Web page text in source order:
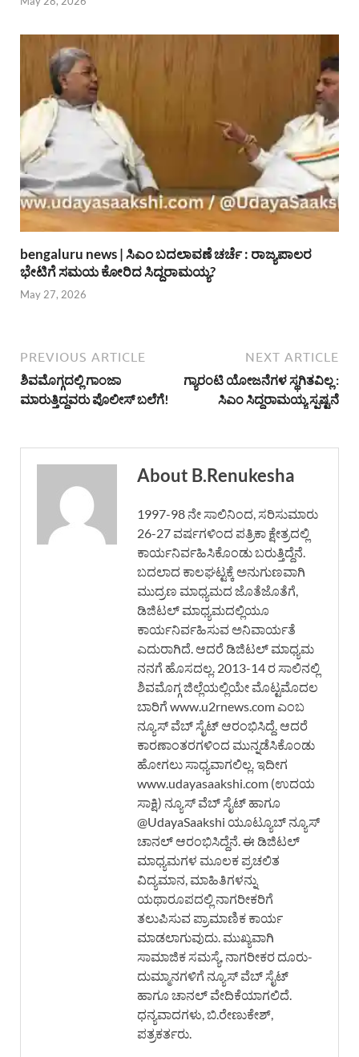
bengaluru news | ಸಿಎಂ ಬದಲಾವಣೆ ಚರ್ಚೆ : ರಾಜ್ಯಪಾಲರ
ಭೇಟಿಗೆ ಸಮಯ ಕೋರಿದ ಸಿದ್ದರಾಮಯ್ಯ?
May 27, 2026
PREVIOUS ARTICLE
ಶಿವಮೊಗ್ಗದಲ್ಲಿ ಗಾಂಜಾ
ಮಾರುತ್ತಿದ್ದವರು ಪೊಲೀಸ್ ಬಲೆಗೆ!
NEXT ARTICLE
ಗ್ಯಾರಂಟಿ ಯೋಜನೆಗಳ ಸ್ಥಗಿತವಿಲ್ಲ :
ಸಿಎಂ ಸಿದ್ದರಾಮಯ್ಯ ಸ್ಪಷ್ಟನೆ
About B.Renukesha
1997-98 ನೇ ಸಾಲಿನಿಂದ, ಸರಿಸುಮಾರು
26-27 ವರ್ಷಗಳಿಂದ ಪತ್ರಿಕಾ ಕ್ಷೇತ್ರದಲ್ಲಿ
ಕಾರ್ಯನಿರ್ವಹಿಸಿಕೊಂಡು ಬರುತ್ತಿದ್ದೆನೆ.
ಬದಲಾದ ಕಾಲಘಟ್ಟಕ್ಕೆ ಅನುಗುಣವಾಗಿ
ಮುದ್ರಣ ಮಾಧ್ಯಮದ ಜೊತೆಜೊತೆಗೆ,
ಡಿಜಿಟಲ್ ಮಾಧ್ಯಮದಲ್ಲಿಯೂ
ಕಾರ್ಯನಿರ್ವಹಿಸುವ ಅನಿವಾರ್ಯತೆ
ಎದುರಾಗಿದೆ. ಆದರೆ ಡಿಜಿಟಲ್ ಮಾಧ್ಯಮ
ನನಗೆ ಹೊಸದಲ್ಲ. 2013-14 ರ ಸಾಲಿನಲ್ಲಿ
ಶಿವಮೊಗ್ಗ ಜಿಲ್ಲೆಯಲ್ಲಿಯೇ ಮೊಟ್ಟಮೊದಲ
ಬಾರಿಗೆ www.u2rnews.com ಎಂಬ
ನ್ಯೂಸ್ ವೆಬ್ ಸೈಟ್ ಆರಂಭಿಸಿದ್ದೆ. ಆದರೆ
ಕಾರಣಾಂತರಗಳಿಂದ ಮುನ್ನಡೆಸಿಕೊಂಡು
ಹೋಗಲು ಸಾಧ್ಯವಾಗಲಿಲ್ಲ. ಇದೀಗ
www.udayasaakshi.com (ಉದಯ
ಸಾಕ್ಷಿ) ನ್ಯೂಸ್ ವೆಬ್ ಸೈಟ್ ಹಾಗೂ
@UdayaSaakshi ಯೂಟ್ಯೂಬ್ ನ್ಯೂಸ್
ಚಾನಲ್ ಆರಂಭಿಸಿದ್ದೆನೆ. ಈ ಡಿಜಿಟಲ್
ಮಾಧ್ಯಮಗಳ ಮೂಲಕ ಪ್ರಚಲಿತ
ವಿದ್ಯಮಾನ, ಮಾಹಿತಿಗಳನ್ನು
ಯಥಾರೂಪದಲ್ಲಿ ನಾಗರೀಕರಿಗೆ
ತಲುಪಿಸುವ ಪ್ರಾಮಾಣಿಕ ಕಾರ್ಯ
ಮಾಡಲಾಗುವುದು. ಮುಖ್ಯವಾಗಿ
ಸಾಮಾಜಿಕ ಸಮಸ್ಯೆ, ನಾಗರೀಕರ ದೂರು-
ದುಮ್ಮಾನಗಳಿಗೆ ನ್ಯೂಸ್ ವೆಬ್ ಸೈಟ್
ಹಾಗೂ ಚಾನಲ್ ವೇದಿಕೆಯಾಗಲಿದೆ.
ಧನ್ಯವಾದಗಳು, ಬಿ.ರೇಣುಕೇಶ್,
ಪತ್ರಕರ್ತರು.